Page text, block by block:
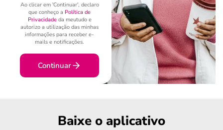
Ao clicar em 'Continuar', declaro
que conheço a Política de
Privacidadeda meutudo e
autorizo a utilização das minhas
informações para receber e-
mails e notificações.
Continuar
Baixe o aplicativo